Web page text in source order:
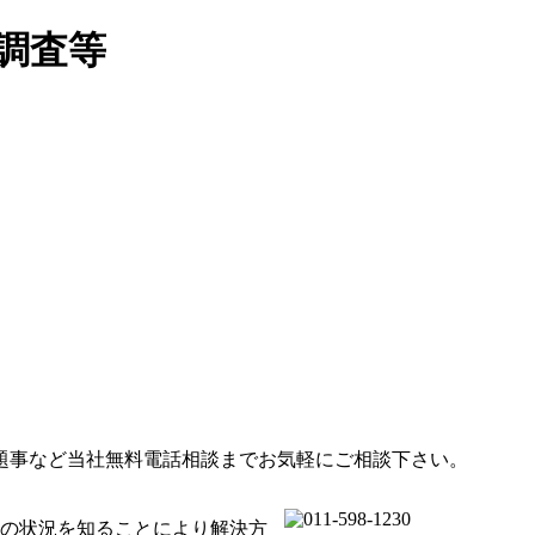
査等
など当社無料電話相談までお気軽にご相談下さい。
状況を知ることにより解決方